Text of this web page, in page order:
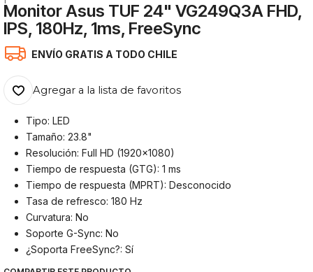
Monitor Asus TUF 24" VG249Q3A FHD,
IPS, 180Hz, 1ms, FreeSync
ENVÍO GRATIS A TODO CHILE
Agregar a la lista de favoritos
Tipo: LED
Tamaño: 23.8"
Resolución: Full HD (1920x1080)
Tiempo de respuesta (GTG): 1 ms
Tiempo de respuesta (MPRT): Desconocido
Tasa de refresco: 180 Hz
Curvatura: No
Soporte G-Sync: No
¿Soporta FreeSync?: Sí